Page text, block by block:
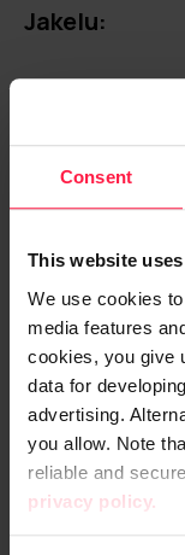
Consent
This website
We use cookies
media features
cookies, you give
data for
advertising.
you allow. Note
reliable and
privacy policy.
Jakelu:
Nasdaq
digia.com
Digia on